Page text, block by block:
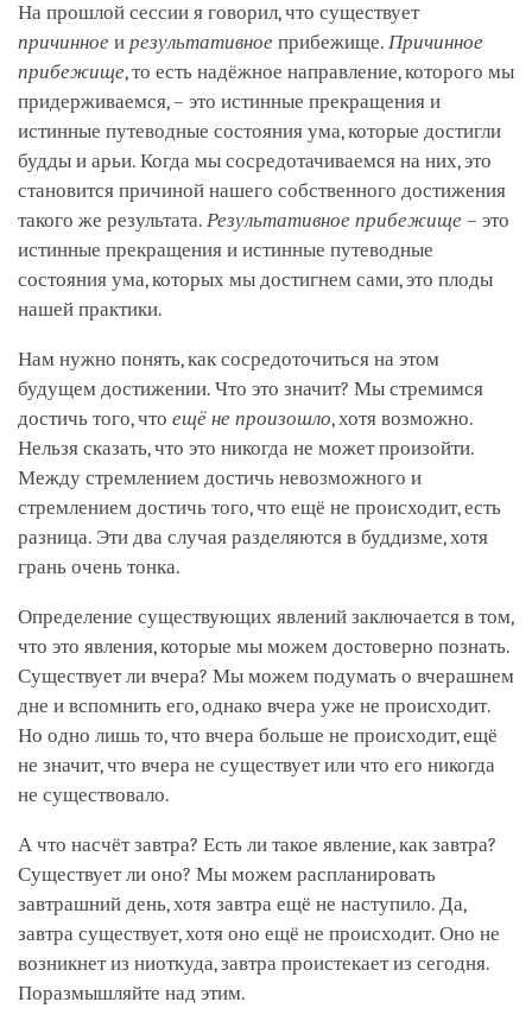
На прошлой сессии я говорил, что существует
причинное и результативное прибежище. Причинное
прибежище, то есть надёжное направление, которого мы
придерживаемся, – это истинные прекращения и
истинные путеводные состояния ума, которые достигли
будды и арьи. Когда мы сосредотачиваемся на них, это
становится причиной нашего собственного достижения
такого же результата. Результативное прибежище – это
истинные прекращения и истинные путеводные
состояния ума, которых мы достигнем сами, это плоды
нашей практики.
Нам нужно понять, как сосредоточиться на этом
будущем достижении. Что это значит? Мы стремимся
достичь того, что ещё не произошло, хотя возможно.
Нельзя сказать, что это никогда не может произойти.
Между стремлением достичь невозможного и
стремлением достичь того, что ещё не происходит, есть
разница. Эти два случая разделяются в буддизме, хотя
грань очень тонка.
Определение существующих явлений заключается в том,
что это явления, которые мы можем достоверно познать.
Существует ли вчера? Мы можем подумать о вчерашнем
дне и вспомнить его, однако вчера уже не происходит.
Но одно лишь то, что вчера больше не происходит, ещё
не значит, что вчера не существует или что его никогда
не существовало.
А что насчёт завтра? Есть ли такое явление, как завтра?
Существует ли оно? Мы можем распланировать
завтрашний день, хотя завтра ещё не наступило. Да,
завтра существует, хотя оно ещё не происходит. Оно не
возникнет из ниоткуда, завтра проистекает из сегодня.
Поразмышляйте над этим.